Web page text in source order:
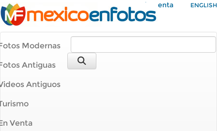
Mi Cuenta ENGLISH
Modernas
Antiguas
Antiguos
Venta